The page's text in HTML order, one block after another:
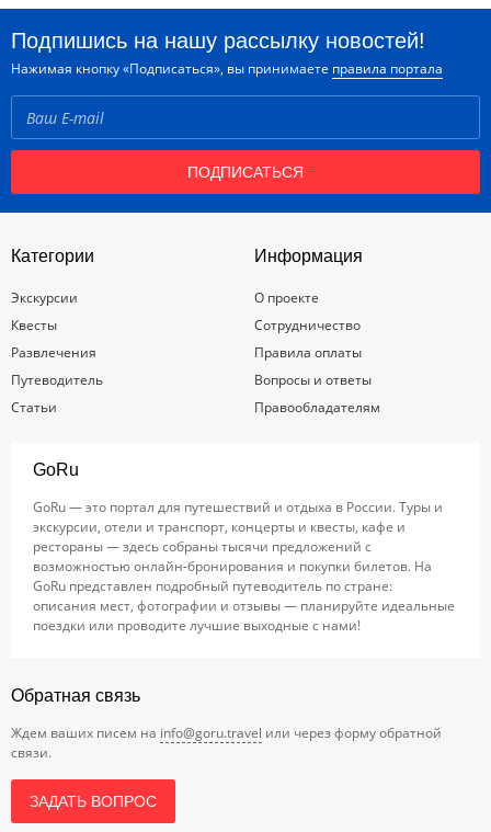
Подпишись на нашу рассылку новостей!
Нажимая кнопку «Подписаться», вы принимаете правила портала
ПОДПИСАТЬСЯ
Категории
Экскурсии
Квесты
Развлечения
Путеводитель
Статьи
Информация
О проекте
Сотрудничество
Правила оплаты
Вопросы и ответы
Правообладателям
GoRu
GoRu — это портал для путешествий и отдыха в России. Туры и
экскурсии, отели и транспорт, концерты и квесты, кафе и
рестораны — здесь собраны тысячи предложений с
возможностью онлайн-бронирования и покупки билетов. На
GoRu представлен подробный путеводитель по стране:
описания мест, фотографии и отзывы — планируйте идеальные
поездки или проводите лучшие выходные с нами!
Обратная связь
Ждем ваших писем на info@goru.travel или через форму обратной
связи.
ЗАДАТЬ ВОПРОС